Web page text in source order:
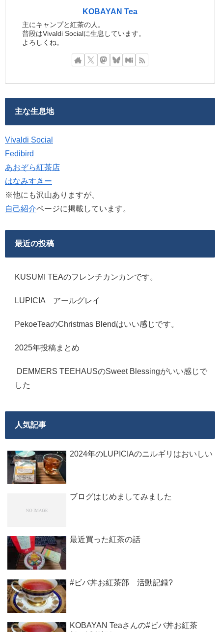
KOBAYAN Tea
主にキャンプと紅茶の人。
普段はVivaldi Socialに生息しています。
よろしくね。
主な生息地
Vivaldi Social
Fedibird
あおぞら紅茶店
はなみすきー
※他にも沢山ありますが、
自己紹介ページに掲載しています。
最近の投稿
KUSUMI TEAのフレンチカンカンです。
LUPICIA アールグレイ
PekoeTeaのChristmas Blendはいい感じです。
2025年投稿まとめ
DEMMERS TEEHAUSのSweet Blessingがいい感じで
した
人気記事
2024年のLUPICIAのニルギリはおいしい
ブログはじめましてみました
最近買った紅茶の話
#ビバ丼お紅茶部 活動記録?
KOBAYAN Teaさんの#ビバ丼お紅茶